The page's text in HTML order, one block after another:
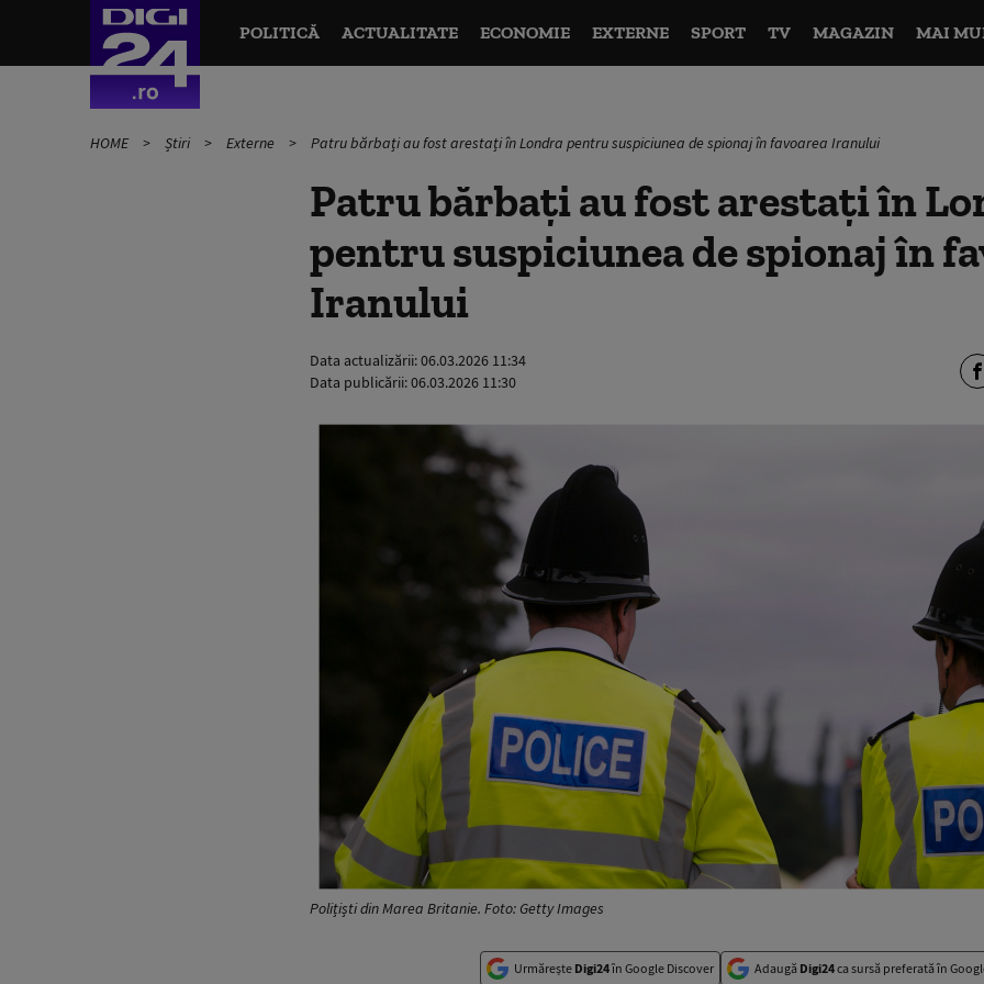
POLITICĂ ACTUALITATE ECONOMIE EXTERNE SPORT TV MAGAZIN MAI
HOME Știri Externe Patru bărbați au fost arestați în Londra pentru suspiciunea de spionaj în favoarea Iranului
Patru bărbați au fost arestați în
pentru suspiciunea de spionaj în
Iranului
Data actualizării:06.03.2026 11:34
Data publicării:06.03.2026 11:30
Polițiști din Marea Britanie. Foto: Getty Images
Urmărește Digi24în Google Discover Adaugă Digi24ca sursă preferată în